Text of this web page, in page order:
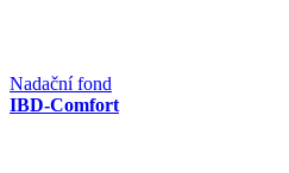
Nadační fond
IBD-Comfort